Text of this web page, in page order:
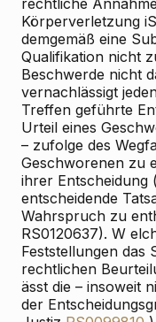
rechtliche
Körperverletzung
demgemäß eine
Qualifikation nicht
Beschwerde nicht
vernachlässigt
Treffen geführte
Urteil eines
– zufolge des
Geschworenen zu
ihrer Entscheidung
entscheidende
Wahrspruch zu
RS0120637). W
Feststellungen das
rechtlichen
ässt die – insoweit
der